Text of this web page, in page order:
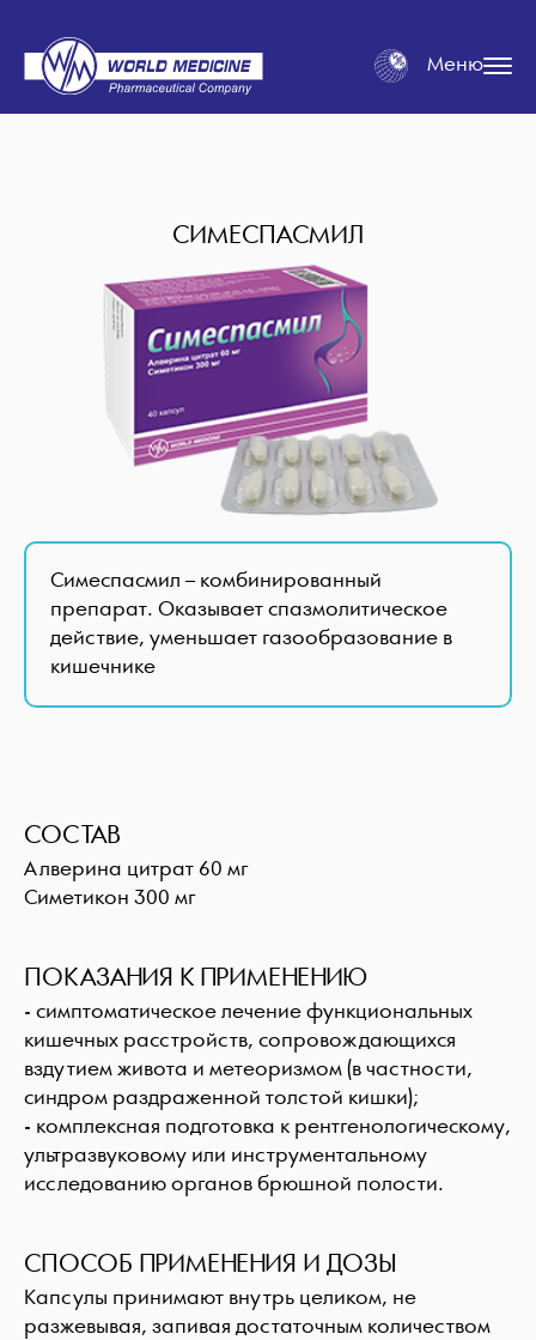
Меню
СИМЕСПАСМИЛ
Симеспасмил – комбинированный
препарат. Оказывает спазмолитическое
действие, уменьшает газообразование в
кишечнике
СОСТАВ
Алверина цитрат 60 мг
Симетикон 300 мг
ПОКАЗАНИЯ К ПРИМЕНЕНИЮ
- симптоматическое лечение функциональных
кишечных расстройств, сопровождающихся
вздутием живота и метеоризмом (в частности,
синдром раздраженной толстой кишки);
- комплексная подготовка к рентгенологическому,
ультразвуковому или инструментальному
исследованию органов брюшной полости.
СПОСОБ ПРИМЕНЕНИЯ И ДОЗЫ
Капсулы принимают внутрь целиком, не
разжевывая, запивая достаточным количеством